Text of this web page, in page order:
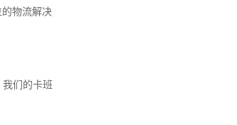
物流解决
我们的卡班